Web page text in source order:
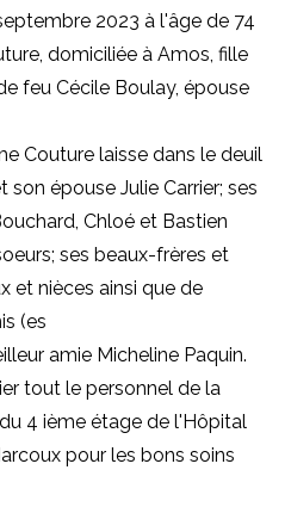
2023 à l'âge de 74
domiciliée à Amos, fille
feu Cécile Boulay, épouse
Couture laisse dans le deuil
épouse Julie Carrier; ses
Chloé et Bastien
ses beaux-frères et
et nièces ainsi que de
(es
amie Micheline Paquin.
tout le personnel de la
4 ième étage de l'Hôpital
pour les bons soins